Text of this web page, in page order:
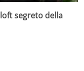
segreto della